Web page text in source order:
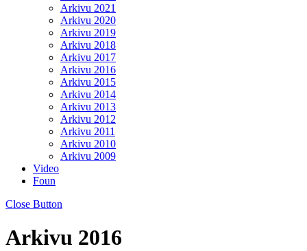
Arkivu 2021
Arkivu 2020
Arkivu 2019
Arkivu 2018
Arkivu 2017
Arkivu 2016
Arkivu 2015
Arkivu 2014
Arkivu 2013
Arkivu 2012
Arkivu 2011
Arkivu 2010
Arkivu 2009
Video
Foun
Close Button
Arkivu 2016